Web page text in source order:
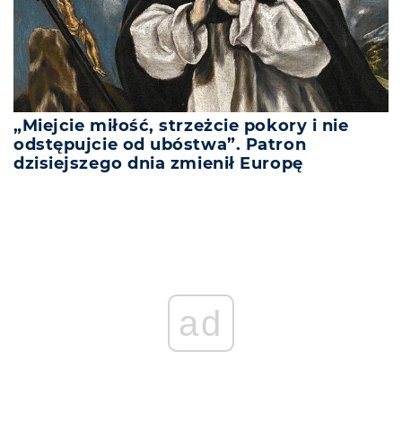
„Miejcie miłość, strzeżcie pokory i nie
odstępujcie od ubóstwa”. Patron
dzisiejszego dnia zmienił Europę
ad